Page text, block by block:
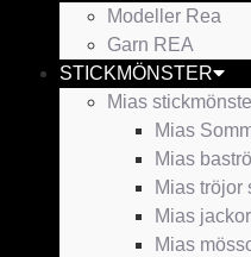
Modeller Rea
Garn REA
STICKMÖNSTER
Mias
Mias
Mias
Mias tröjor
Mias
Mias